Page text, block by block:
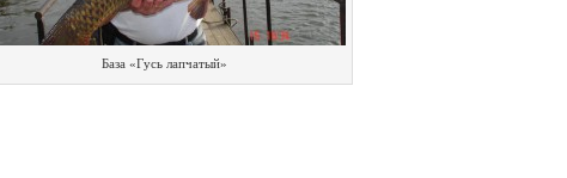
База «Гусь лапчатый»